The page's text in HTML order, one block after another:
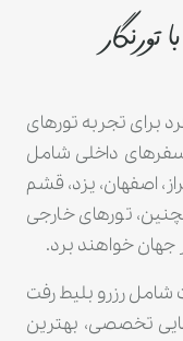
برای تجربه تورهای
داخلی شامل
اصفهان، یزد، قشم
تورهای خارجی
جهان خواهند برد.
شامل رزرو بلیط رفت
تخصصی، بهترین